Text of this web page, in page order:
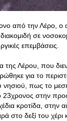
από την Λέρο, ο
σε
επεμβάσεις.
Λέρου, που
για το
νησιού, πως το
23χρονος στην
κροτίδα, στην
στο δεξί του χέρι